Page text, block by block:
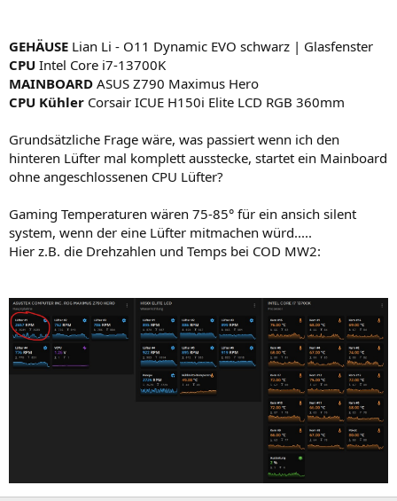
GEHÄUSE Lian Li - O11 Dynamic EVO schwarz | Glasfenster
CPU Intel Core i7-13700K
MAINBOARD ASUS Z790 Maximus Hero
CPU Kühler Corsair ICUE H150i Elite LCD RGB 360mm
Grundsätzliche Frage wäre, was passiert wenn ich den
hinteren Lüfter mal komplett ausstecke, startet ein Mainboard
ohne angeschlossenen CPU Lüfter?
Gaming Temperaturen wären 75-85° für ein ansich silent
system, wenn der eine Lüfter mitmachen würd.....
Hier z.B. die Drehzahlen und Temps bei COD MW2: